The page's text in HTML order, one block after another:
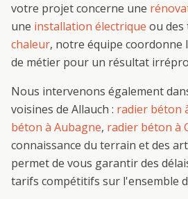
votre projet concerne une
une installation électrique ou des
chaleur, notre équipe coordonne
de métier pour un résultat
Nous intervenons également
voisines de Allauch : radier béton
béton à Aubagne, radier béton à
connaissance du terrain et des
permet de vous garantir des
tarifs compétitifs sur l'ensemble